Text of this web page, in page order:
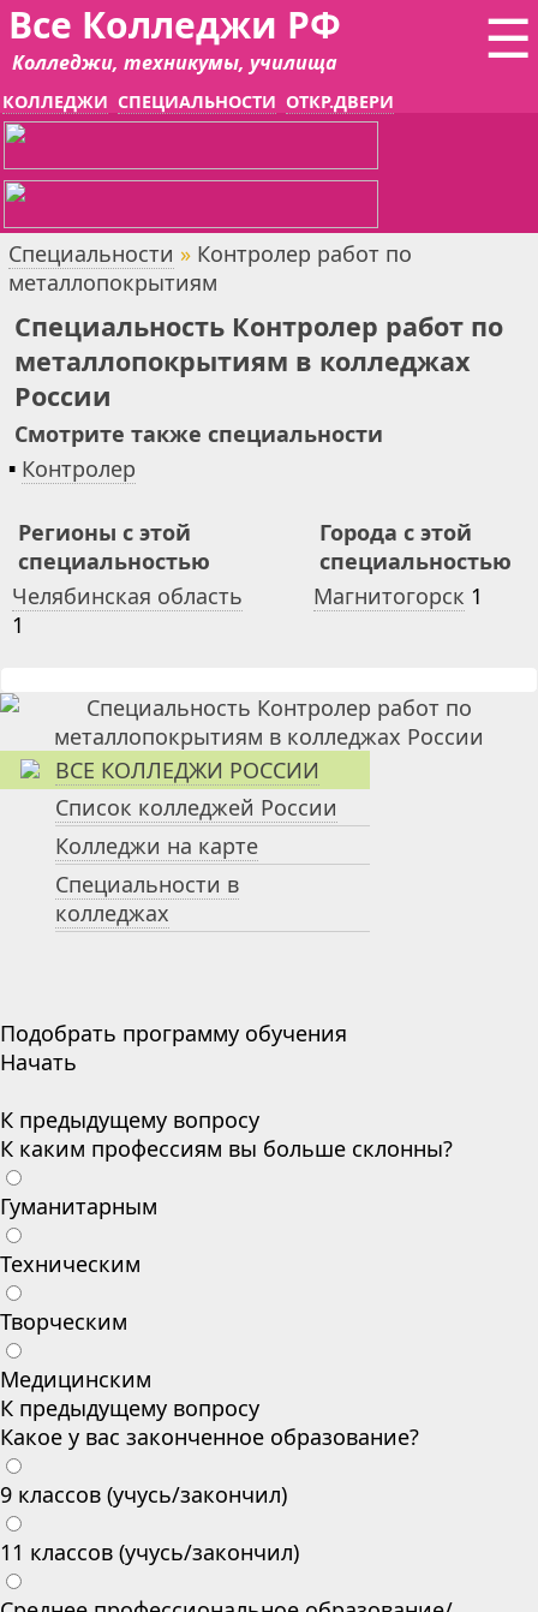
☰
Все Колледжи РФ
Колледжи, техникумы, училища
КОЛЛЕДЖИ СПЕЦИАЛЬНОСТИ ОТКР.ДВЕРИ
Специальности » Контролер работ по
металлопокрытиям
Специальность Контролер работ по
металлопокрытиям в колледжах
России
Смотрите также специальности
▪ Контролер
Регионы с этой
специальностью
Челябинская область
1
Города с этой
специальностью
Магнитогорск 1
ВСЕ КОЛЛЕДЖИ РОССИИ
Список колледжей России
Колледжи на карте
Специальности в
колледжах
Подобрать программу обучения
Начать
К предыдущему вопросу
К каким профессиям вы больше склонны?
Гуманитарным
Техническим
Творческим
Медицинским
К предыдущему вопросу
Какое у вас законченное образование?
9 классов (учусь/закончил)
11 классов (учусь/закончил)